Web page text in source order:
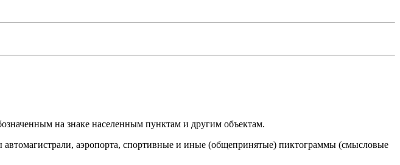
на знаке населенным пунктам и другим объектам.
аэропорта, спортивные и иные (общепринятые) пиктограммы (смысловые